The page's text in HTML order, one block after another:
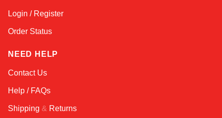
Login / Register
Order Status
NEED HELP
Contact Us
Help / FAQs
Shipping & Returns